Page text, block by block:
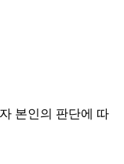
본인의 판단에 따